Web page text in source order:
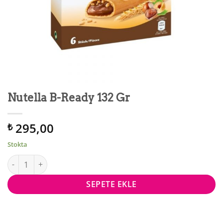
Nutella B-Ready 132 Gr
₺295,00
Stokta
Nutella B-Ready 132 Gr adet
SEPETE EKLE